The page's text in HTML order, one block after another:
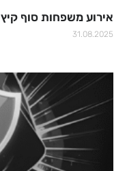
אירוע משפחות סוף קיץ 2025
31.08.2025